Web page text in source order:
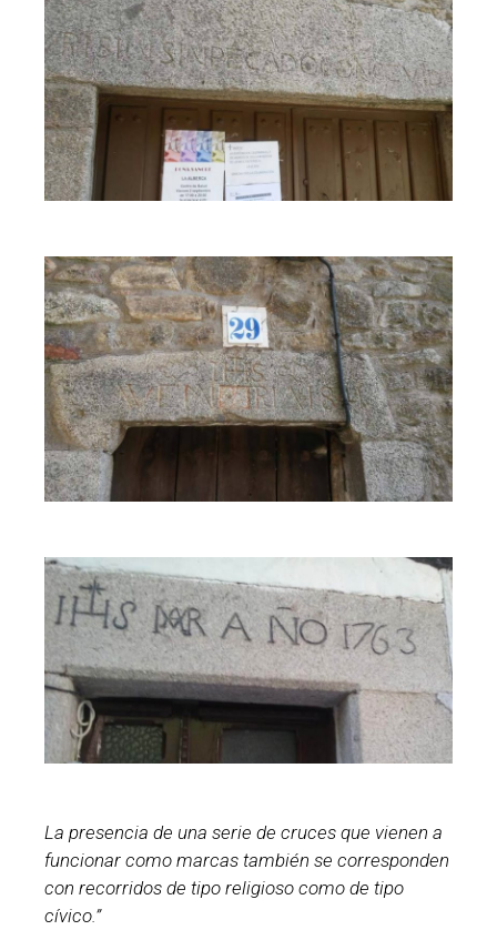
La presencia de una serie de cruces que vienen a
funcionar como marcas también se corresponden
con recorridos de tipo religioso como de tipo
cívico.”